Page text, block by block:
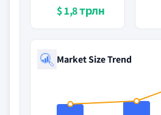
$ 1,8 трлн
Market Size Trend